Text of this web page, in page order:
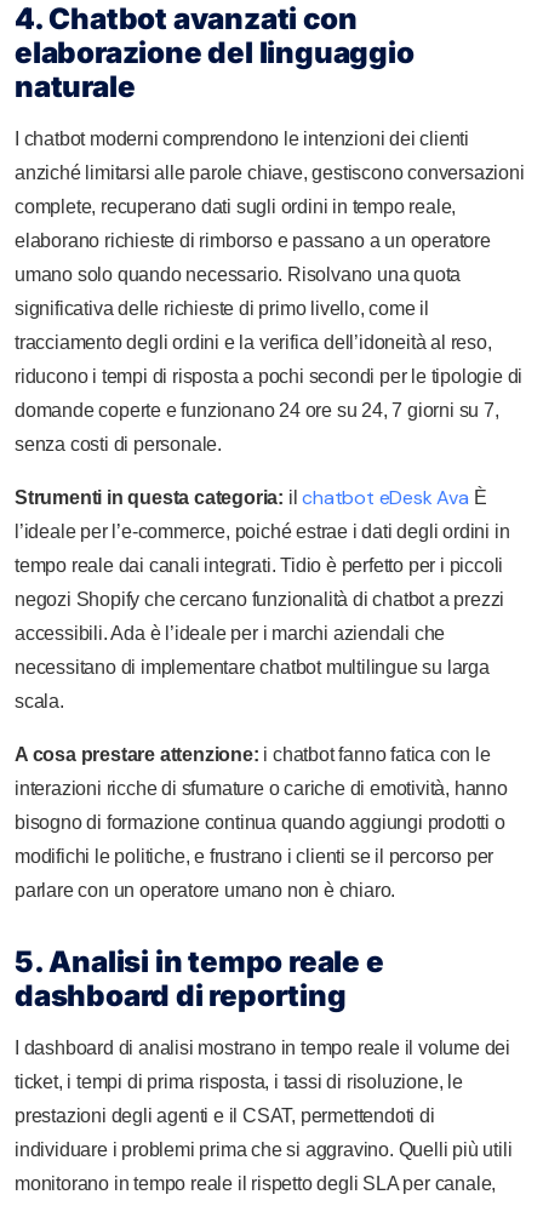
4. Chatbot avanzati con
elaborazione del linguaggio
naturale
I chatbot moderni comprendono le intenzioni dei clienti
anziché limitarsi alle parole chiave, gestiscono conversazioni
complete, recuperano dati sugli ordini in tempo reale,
elaborano richieste di rimborso e passano a un operatore
umano solo quando necessario. Risolvano una quota
significativa delle richieste di primo livello, come il
tracciamento degli ordini e la verifica dell’idoneità al reso,
riducono i tempi di risposta a pochi secondi per le tipologie di
domande coperte e funzionano 24 ore su 24, 7 giorni su 7,
senza costi di personale.
Strumenti in questa categoria: ilchatbot eDesk Ava È
l’ideale per l’e-commerce, poiché estrae i dati degli ordini in
tempo reale dai canali integrati. Tidio è perfetto per i piccoli
negozi Shopify che cercano funzionalità di chatbot a prezzi
accessibili. Ada è l’ideale per i marchi aziendali che
necessitano di implementare chatbot multilingue su larga
scala.
A cosa prestare attenzione: i chatbot fanno fatica con le
interazioni ricche di sfumature o cariche di emotività, hanno
bisogno di formazione continua quando aggiungi prodotti o
modifichi le politiche, e frustrano i clienti se il percorso per
parlare con un operatore umano non è chiaro.
5. Analisi in tempo reale e
dashboard di reporting
I dashboard di analisi mostrano in tempo reale il volume dei
ticket, i tempi di prima risposta, i tassi di risoluzione, le
prestazioni degli agenti e il CSAT, permettendoti di
individuare i problemi prima che si aggravino. Quelli più utili
monitorano in tempo reale il rispetto degli SLA per canale,